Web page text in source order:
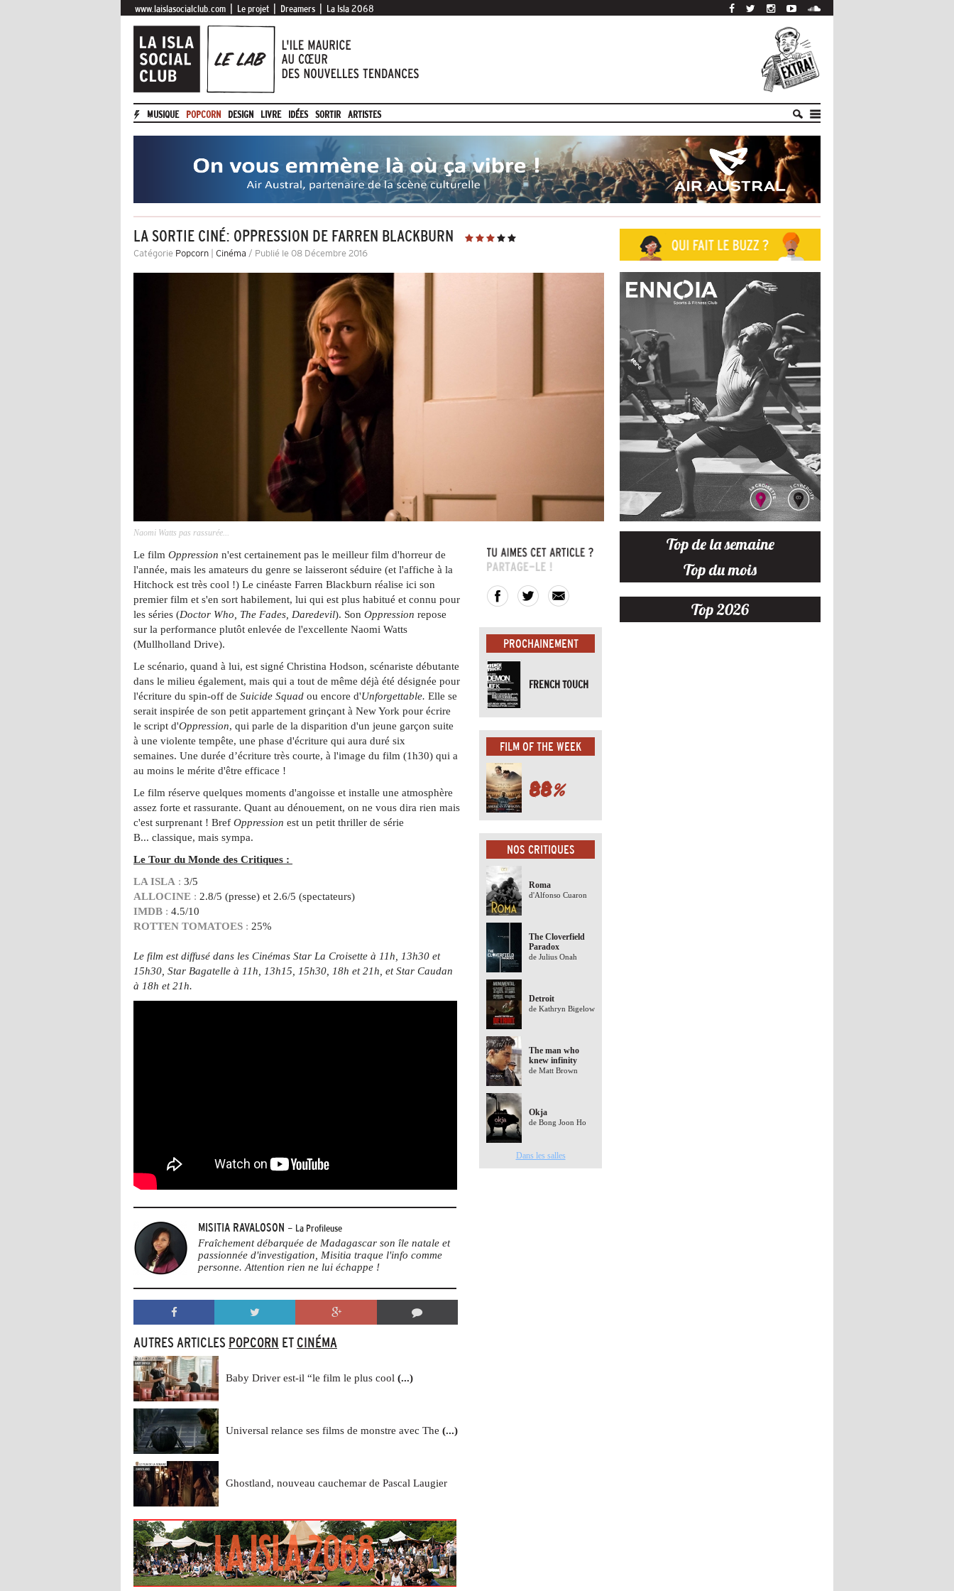
www.laislasocialclub.com Le projet Dreamers La Isla 2068
MUSIQUE POPCORN DESIGN LIVRE IDÉES SORTIR ARTISTES
LA SORTIE CINÉ: OPPRESSION DE FARREN BLACKBURN
Catégorie Popcorn Cinéma / Publié le 08 Décembre 2016
Naomi Watts pas rassurée...
Le film Oppression n'est certainement pas le meilleur film d'horreur de
l'année, mais les amateurs du genre se laisseront séduire (et l'affiche à la
Hitchock est très cool !) Le cinéaste Farren Blackburn réalise ici son
premier film et s'en sort habilement, lui qui est plus habitué et connu pour
les séries (Doctor Who, The Fades, Daredevil). Son Oppression repose
sur la performance plutôt enlevée de l'excellente Naomi Watts
(Mullholland Drive).
Le scénario, quand à lui, est signé Christina Hodson, scénariste débutante
dans le milieu également, mais qui a tout de même déjà été désignée pour
l'écriture du spin-off de Suicide Squad ou encore d'Unforgettable. Elle se
serait inspirée de son petit appartement grinçant à New York pour écrire
le script d'Oppression, qui parle de la disparition d'un jeune garçon suite
à une violente tempête, une phase d'écriture qui aura duré six
semaines. Une durée d’écriture très courte, à l'image du film (1h30) qui a
au moins le mérite d'être efficace !
Le film réserve quelques moments d'angoisse et installe une atmosphère
assez forte et rassurante. Quant au dénouement, on ne vous dira rien mais
c'est surprenant ! Bref Oppression est un petit thriller de série
B... classique, mais sympa.
Le Tour du Monde des Critiques :
LA ISLA : 3/5
ALLOCINE : 2.8/5 (presse) et 2.6/5 (spectateurs)
IMDB : 4.5/10
ROTTEN TOMATOES : 25%
Le film est diffusé dans les Cinémas Star La Croisette à 11h, 13h30 et
15h30, Star Bagatelle à 11h, 13h15, 15h30, 18h et 21h, et Star Caudan
à 18h et 21h.
MISITIA RAVALOSON - La Profileuse
Fraîchement débarquée de Madagascar son île natale et
passionnée d'investigation, Misitia traque l'info comme
personne. Attention rien ne lui échappe !
AUTRES ARTICLES POPCORN ET CINÉMA
Baby Driver est-il “le film le plus cool (...)
Universal relance ses films de monstre avec The (...)
Ghostland, nouveau cauchemar de Pascal Laugier
PROCHAINEMENT
FRENCH TOUCH
FILM OF THE WEEK
88%
NOS CRITIQUES
Roma
d'Alfonso Cuaron
The Cloverfield
Paradox
de Julius Onah
Detroit
de Kathryn Bigelow
The man who
knew infinity
de Matt Brown
Okja
de Bong Joon Ho
Dans les salles
Top de la semaine
Top du mois
Top 2026